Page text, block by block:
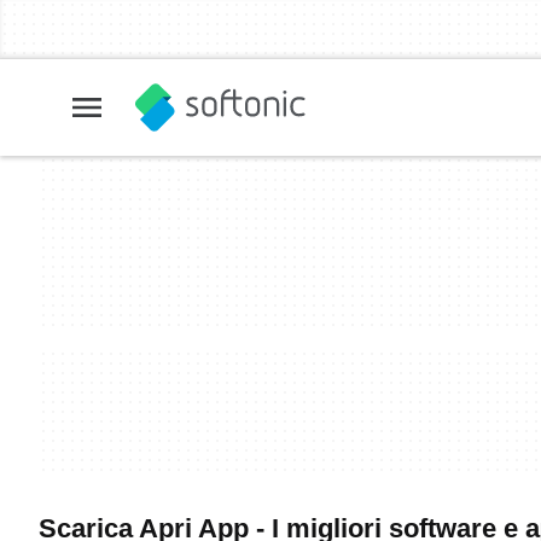
Scarica Apri App - I migliori software e